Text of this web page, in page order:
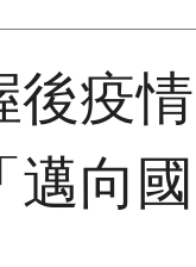
後疫
邁向